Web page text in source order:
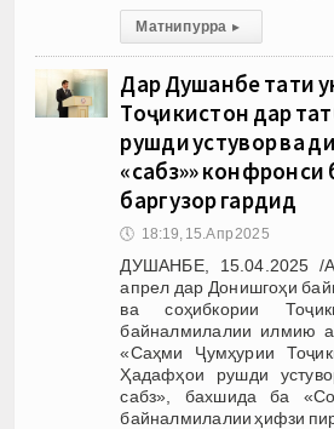
Матни пурра ▸
Дар Душанбе таҳти
Тоҷикистон дар
рушди устувор ва
«сабз»»
баргузор гардид
🕔 18:19, 15.Апр 2025
ДУШАНБЕ, 15.04.2025 /
апрел дар Донишгоҳи
ва соҳибкории
байналмилалии илмию
«Саҳми Ҷумҳурии
Ҳадафҳои рушди
сабз», бахшида ба
байналмилалии ҳифзи